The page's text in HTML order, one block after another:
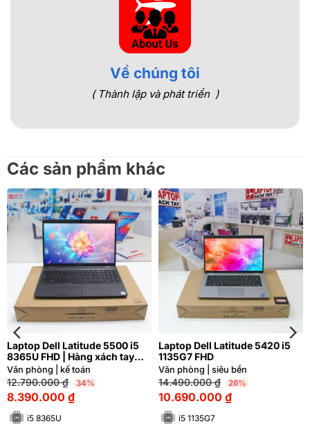
Về chúng tôi
( Thành lập và phát triển )
Các sản phẩm khác
Laptop Dell Latitude 5500 i5
8365U FHD | Hàng xách tay
97%
Văn phòng | kế toán
12.790.000₫ 34%
8.390.000 ₫
i5 8365U
Laptop Dell Latitude 5420 i5
1135G7 FHD
Văn phòng | siêu bền
14.490.000₫ 26%
10.690.000 ₫
i5 1135G7